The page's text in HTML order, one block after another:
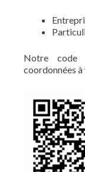
Notre code
coordonnées